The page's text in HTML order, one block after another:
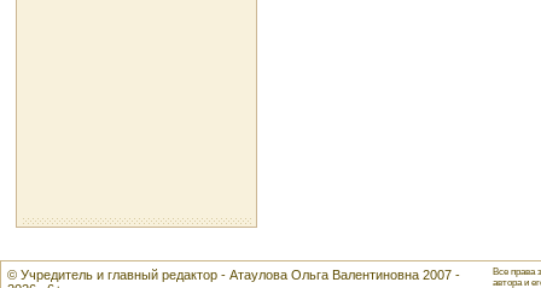
© Учредитель и главный редактор - Атаулова Ольга Валентиновна 2007 -
Все права
автора и